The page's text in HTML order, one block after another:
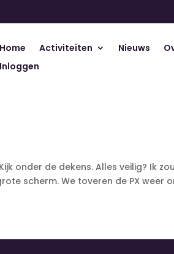
Home Activiteiten Nieuws
Inloggen
onder de dekens. Alles veilig? Ik
scherm. We toveren de PX weer